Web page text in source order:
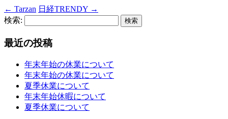
← Tarzan 日経TRENDY →
検索:
最近の投稿
年末年始の休業について
年末年始の休業について
夏季休業について
年末年始休暇について
夏季休業について